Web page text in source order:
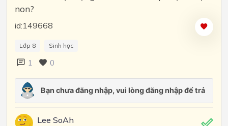
non?
id:149668
Lớp 8 Sinh học
1 0
Lee SoAh